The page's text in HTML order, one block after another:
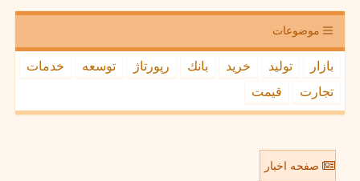
موضوعات
بازار تولید خرید بانك رپورتاژ توسعه
خدمات
تجارت
قیمت
صفحه اخبار